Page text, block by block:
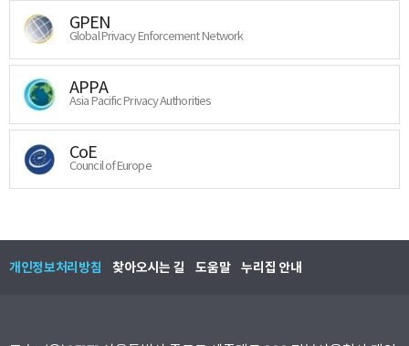
GPEN
Global Privacy Enforcement Network
APPA
Asia Pacific Privacy Authorities
CoE
Council of Europe
개인정보처리방침 찾아오시는 길 도움말 누리집 안내